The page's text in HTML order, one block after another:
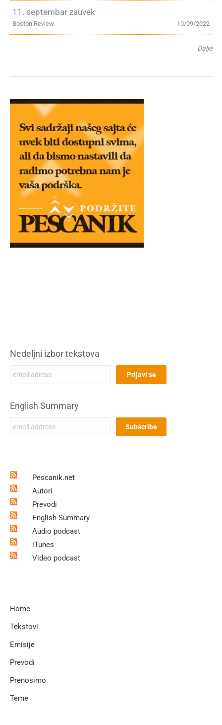
11. septembar zauvek
10/09/2022
Boston Review
Dalje
Nedeljni izbor tekstova
English Summary
Pescanik.net
Autori
Prevodi
English Summary
Audio podcast
iTunes
Video podcast
Home
Tekstovi
Emisije
Prevodi
Prenosimo
Teme